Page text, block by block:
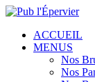
ACCUEIL
MENUS
Nos
Nos